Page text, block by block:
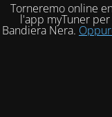
Torneremo online
l'app myTuner per
Bandiera Nera.